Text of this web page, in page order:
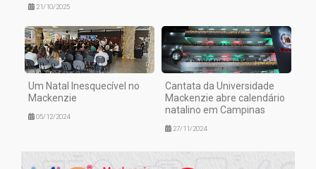
21/10/2025
Um Natal Inesquecível no
Mackenzie
05/12/2024
Cantata da Universidade
Mackenzie abre calendário
natalino em Campinas
27/11/2024